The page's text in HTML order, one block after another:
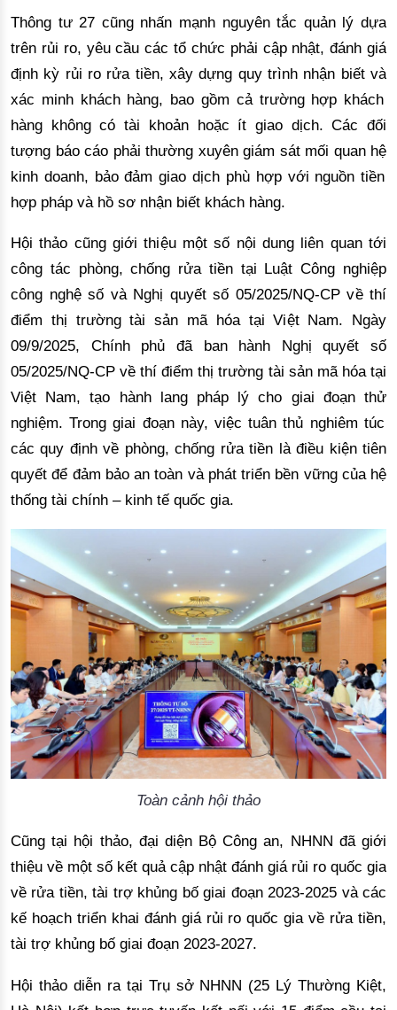
Thông tư27 cũng nhấn mạnh nguyên tắc quản lý dựa
trên rủi ro, yêu cầu các tổ chức phải cập nhật,đánh giá
định kỳ rủi ro rửa tiền, xây dựng quy trình nhận biết và
xác minh khách hàng, bao gồm cảtrường hợp khách
hàng không có tài khoản hoặc ít giao dịch. Cácđối
tượng báo cáo phải thường xuyên giám sát mối quan hệ
kinh doanh, bảođảm giao dịch phùhợp với nguồn tiền
hợp pháp vàhồ sơ nhận biết khách hàng.
Hội thảo cũng giới thiệu một số nội dung liên quan tới
công tác phòng, chống rửa tiền tại Luật Công nghiệp
công nghệsố vàNghị quyết số 05/2025/NQ-CP về thí
điểm thị trường tài sản mãhóa tại Việt Nam. Ngày
09/9/2025, Chính phủ đãban hành Nghị quyết số
05/2025/NQ-CP về thí điểm thị trường tài sản mãhóa tại
Việt Nam, tạo hành lang pháp lý cho giai đoạn thử
nghiệm. Trong giai đoạn này, việc tuân thủ nghiêm túc
các quy định về phòng, chống rửa tiền là điều kiện tiên
quyếtđể đảm bảo an toàn vàphát triển bền vững của hệ
thống tài chính – kinh tế quốc gia.
Toàn cảnh hội thảo
Cũng tại hội thảo, đại diện Bộ Công an, NHNN đãgiới
thiệu về một số kết quảcập nhật đánh giárủi ro quốc gia
về rửa tiền, tài trợkhủng bốgiai đoạn 2023-2025 vàcác
kế hoạch triển khai đánh giárủi ro quốc gia về rửa tiền,
tài trợ khủng bố giai đoạn 2023-2027.
Hội thảo diễn ra tại TrụsởNHNN (25 Lý Thường Kiệt,